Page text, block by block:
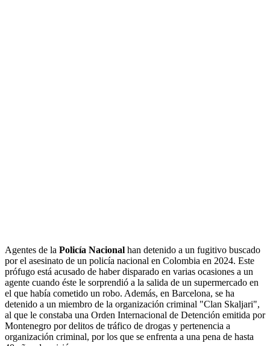
Agentes de la Policía Nacional han detenido a un fugitivo buscado
por el asesinato de un policía nacional en Colombia en 2024. Este
prófugo está acusado de haber disparado en varias ocasiones a un
agente cuando éste le sorprendió a la salida de un supermercado en
el que había cometido un robo. Además, en Barcelona, se ha
detenido a un miembro de la organización criminal "Clan Skaljari",
al que le constaba una Orden Internacional de Detención emitida por
Montenegro por delitos de tráfico de drogas y pertenencia a
organización criminal, por los que se enfrenta a una pena de hasta